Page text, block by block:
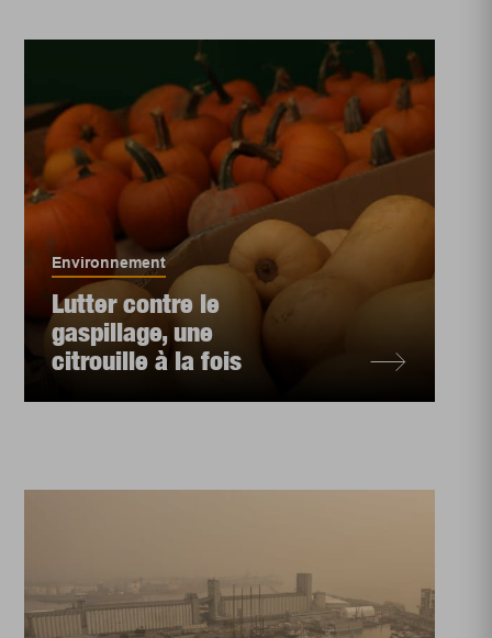
Environnement
Lutter contre le
gaspillage, une
citrouille à la fois